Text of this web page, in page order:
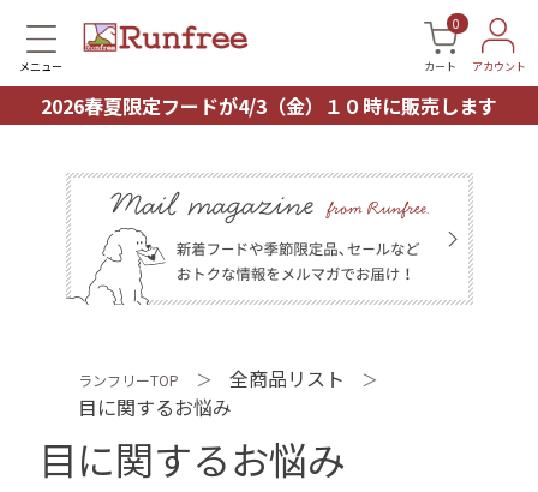
メニュー
0
カート アカウント
2026春夏限定フードが4/3（金）１０時に販売します
ランフリーTOP ＞ 全商品リスト ＞
目に関するお悩み
目に関するお悩み